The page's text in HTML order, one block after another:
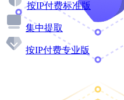
按IP付费标准版
集中提取
按IP付费专业版